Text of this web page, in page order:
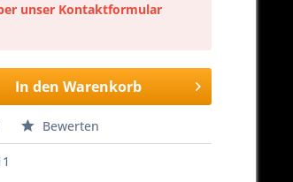
unser Kontaktformular
In den Warenkorb
Bewerten